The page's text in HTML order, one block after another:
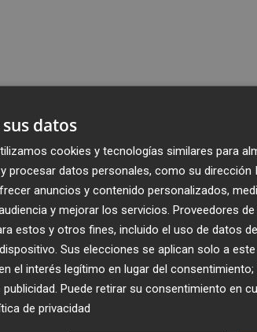
toda la actualidad de
datos
cookies y tecnologías similares para
procesar datos personales, como su dirección
anuncios y contenido personalizados,
y mejorar los servicios. Proveedores
estos y otros fines, incluido el uso de datos
Sus elecciones se aplican solo a
el interés legítimo en lugar del
. Puede retirar su consentimiento en
de privacidad